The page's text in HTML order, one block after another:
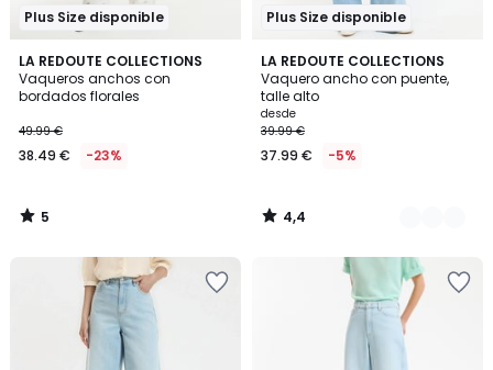
Plus Size disponible
LA REDOUTE COLLECTIONS
Vaqueros anchos con
bordados florales
49.99 €
38.49 € -23%
5
/
5
5
/
Plus Size disponible
LA REDOUTE COLLECTIONS
Vaquero ancho con puente,
talle alto
desde
39.99 €
37.99 € -5%
4,4
/ 5
2
Colores
4,4
/